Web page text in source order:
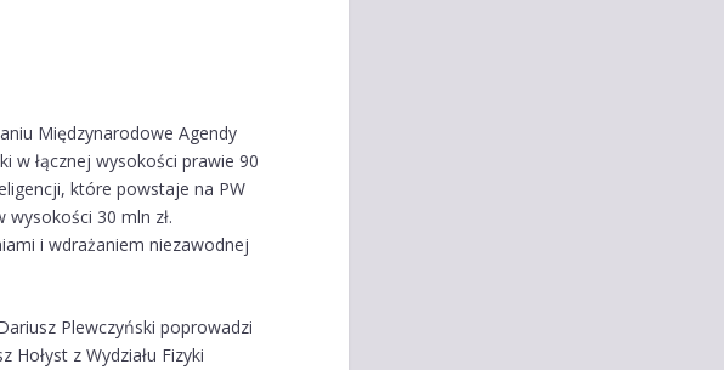
Międzynarodowe Agendy
w łącznej wysokości prawie 90
które powstaje na PW
wysokości 30 mln zł.
i wdrażaniem niezawodnej
Plewczyński poprowadzi
z Wydziału Fizyki